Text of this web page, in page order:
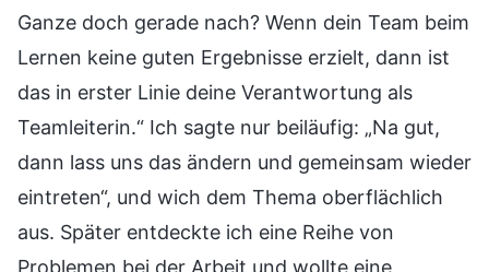
Ganze doch gerade nach? Wenn dein Team beim
Lernen keine guten Ergebnisse erzielt, dann ist
das in erster Linie deine Verantwortung als
Teamleiterin.“ Ich sagte nur beiläufig: „Na gut,
dann lass uns das ändern und gemeinsam wieder
eintreten“, und wich dem Thema oberflächlich
aus. Später entdeckte ich eine Reihe von
Problemen bei der Arbeit und wollte eine